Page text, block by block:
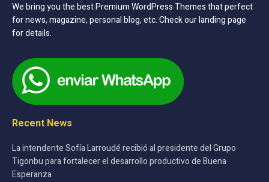
We bring you the best Premium WordPress Themes that perfect
for news, magazine, personal blog, etc. Check our landing page
for details.
Recent News
La intendente Sofía Larroudé recibió al presidente del Grupo
Tigonbu para fortalecer el desarrollo productivo de Buena
Esperanza